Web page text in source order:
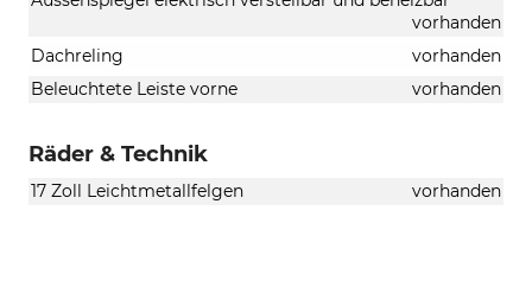
vorhanden
Dachreling
vorhanden
Beleuchtete Leiste vorne
vorhanden
Räder & Technik
17 Zoll Leichtmetallfelgen vorhanden